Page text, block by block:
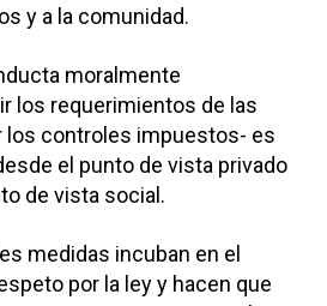
y a la comunidad.
moralmente
los requerimientos de las
los controles impuestos- es
el punto de vista privado
de vista social.
medidas incuban en el
por la ley y hacen que